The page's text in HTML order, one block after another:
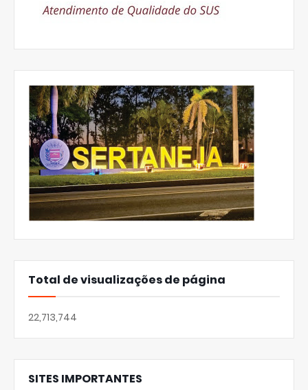
Total de visualizações de página
22,713,744
SITES IMPORTANTES